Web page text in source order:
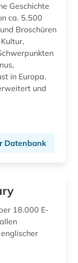
der pfalz (1)
evangelische kirche in berlin-brandenburg (1)
evangelische kirche in deutschland (1)
evangelische kirche in mitteldeutschland (1)
evangelische kirche von westfalen (1)
ca. 5.500
Broschüren
in Europa.
und
Datenbank
18.000 E-